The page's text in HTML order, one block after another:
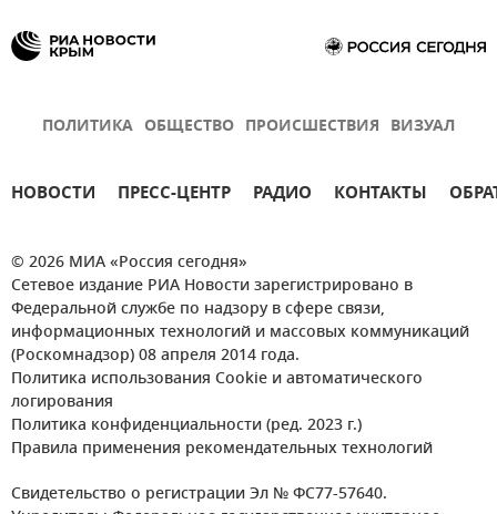
ПОЛИТИКА ОБЩЕСТВО ПРОИСШЕСТВИЯ ВИЗУАЛ
НОВОСТИ ПРЕСС-ЦЕНТР РАДИО КОНТАКТЫ
© 2026 МИА «Россия сегодня»
Сетевое издание РИА Новости зарегистрировано в
Федеральной службе по надзору в сфере связи,
информационных технологий и массовых коммуникаций
(Роскомнадзор) 08 апреля 2014 года.
Политика использования Cookie и автоматического
логирования
Политика конфиденциальности (ред. 2023 г.)
Правила применения рекомендательных технологий
Свидетельство о регистрации Эл № ФС77-57640.